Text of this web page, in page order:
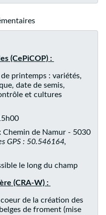
(CePiCOP) :
printemps : variétés,
date de semis,
et cultures
Chemin de Namur - 5030
GPS : 50.546164,
le long du champ
(CRA-W) :
de la création des
de froment (mise